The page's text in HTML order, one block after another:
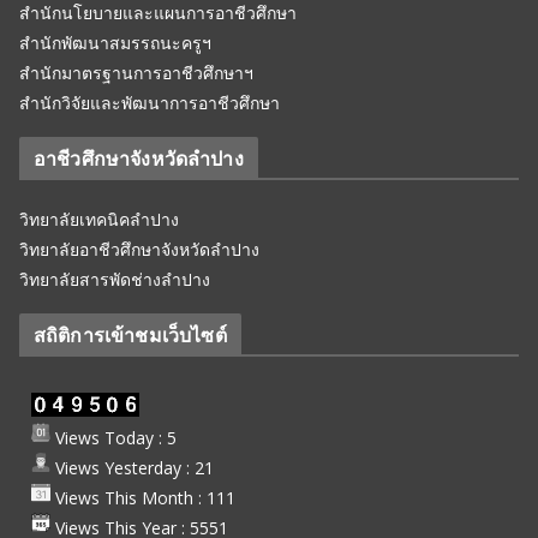
สำนักนโยบายและแผนการอาชีวศึกษา
สำนักพัฒนาสมรรถนะครูฯ
สำนักมาตรฐานการอาชีวศึกษาฯ
สำนักวิจัยและพัฒนาการอาชีวศึกษา
อาชีวศึกษาจังหวัดลำปาง
วิทยาลัยเทคนิคลำปาง
วิทยาลัยอาชีวศึกษาจังหวัดลำปาง
วิทยาลัยสารพัดช่างลำปาง
สถิติการเข้าชมเว็บไซต์
Views Today : 5
Views Yesterday : 21
Views This Month : 111
Views This Year : 5551